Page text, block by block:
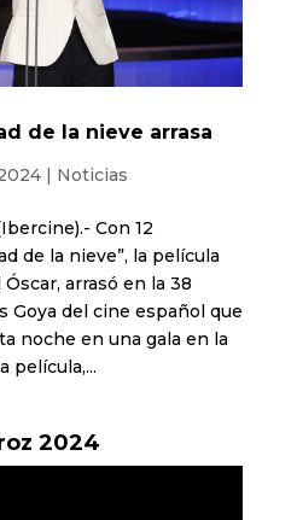
de la nieve arrasa
| Noticias
Con 12
de la nieve”, la película
arrasó en la 38
Goya del cine español que
noche en una gala en la
película,...
2024